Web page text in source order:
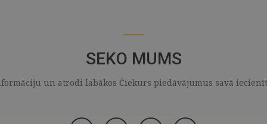
SEKO MUMS
un atrodi labākos Čiekurs piedāvājumus savā